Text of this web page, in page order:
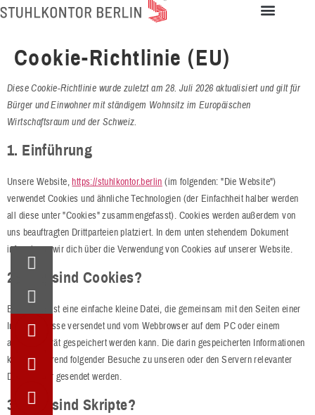
Cookie-Richtlinie (EU)
Diese Cookie-Richtlinie wurde zuletzt am 28. Juli 2026 aktualisiert und gilt für
Bürger und Einwohner mit ständigem Wohnsitz im Europäischen
Wirtschaftsraum und der Schweiz.
1. Einführung
Unsere Website,https://stuhlkontor.berlin (im folgenden: "Die Website")
verwendet Cookies und ähnliche Technologien (der Einfachheit halber werden
all diese unter "Cookies" zusammengefasst). Cookies werden außerdem von
uns beauftragten Drittparteien platziert. In dem unten stehendem Dokument
informieren wir dich über die Verwendung von Cookies auf unserer Website.
2. Was sind Cookies?
Ein Cookie ist eine einfache kleine Datei, die gemeinsam mit den Seiten einer
Internetadresse versendet und vom Webbrowser auf dem PC oder einem
anderen Gerät gespeichert werden kann. Die darin gespeicherten Informationen
können während folgender Besuche zu unseren oder den Servern relevanter
Drittanbieter gesendet werden.
3. Was sind Skripte?